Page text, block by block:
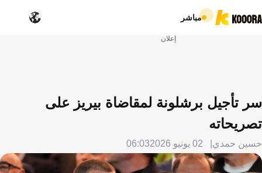
مباشر
إعلان
سر تأجيل برشلونة لمقاضاة بيريز على
تصريحاته
حسين حمدي 02 يونيو 2026 06:03